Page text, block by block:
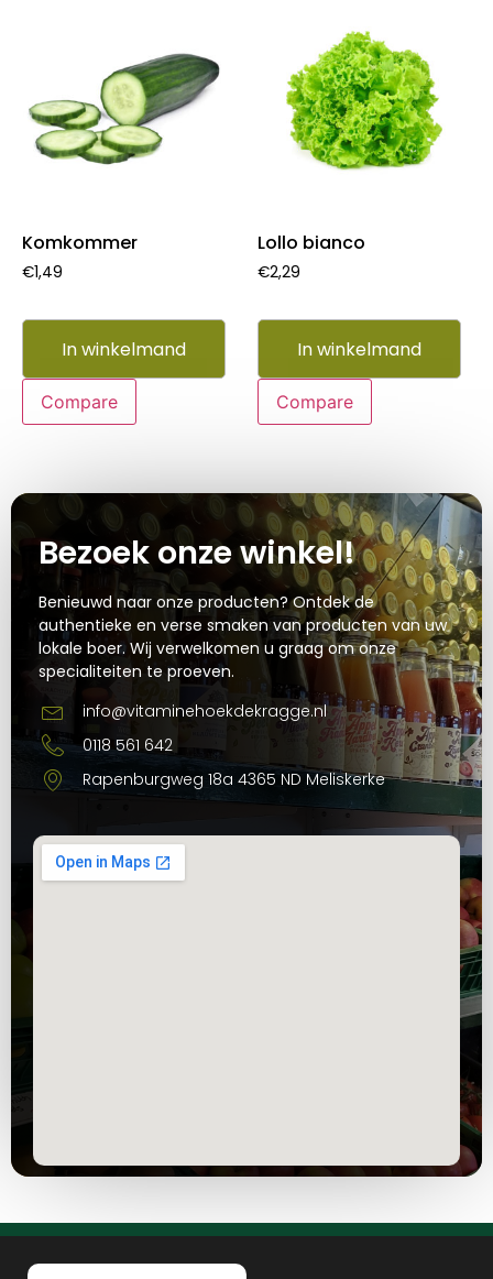
Komkommer
€1,49
In winkelmand
Compare
Lollo bianco
€2,29
In winkelmand
Compare
Bezoek onze winkel!
Benieuwd naar onze producten? Ontdek de
authentieke en verse smaken van producten van uw
lokale boer. Wij verwelkomen u graag om onze
specialiteiten te proeven.
info@vitaminehoekdekragge.nl
0118 561 642
Rapenburgweg 18a 4365 ND Meliskerke